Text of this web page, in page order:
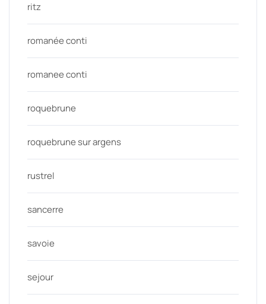
ritz
romanée conti
romanee conti
roquebrune
roquebrune sur argens
rustrel
sancerre
savoie
sejour